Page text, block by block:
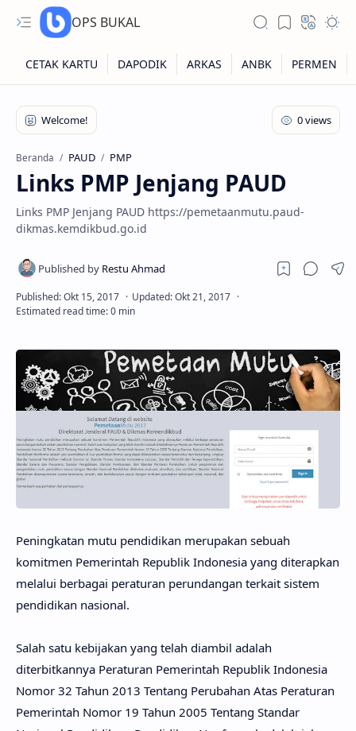
OPS BUKAL
Kartu NUPTK
Kartu NRG
Kartu NISN
Kartu NISN Foto
Beranda PAUD PMP
Links PMP Jenjang PAUD
Links PMP Jenjang PAUD https://pemetaanmutu.paud-
dikmas.kemdikbud.go.id
Peningkatan mutu pendidikan merupakan sebuah
komitmen Pemerintah Republik Indonesia yang diterapkan
melalui berbagai peraturan perundangan terkait sistem
pendidikan nasional.
Salah satu kebijakan yang telah diambil adalah
diterbitkannya Peraturan Pemerintah Republik Indonesia
Nomor 32 Tahun 2013 Tentang Perubahan Atas Peraturan
Pemerintah Nomor 19 Tahun 2005 Tentang Standar